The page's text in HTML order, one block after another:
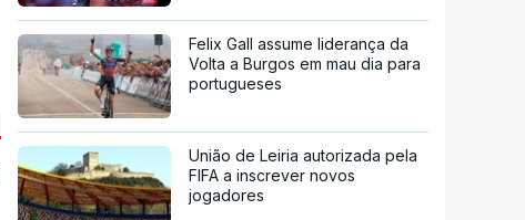
Felix Gall assume liderança da
Volta a Burgos em mau dia para
portugueses
União de Leiria autorizada pela
FIFA a inscrever novos
jogadores